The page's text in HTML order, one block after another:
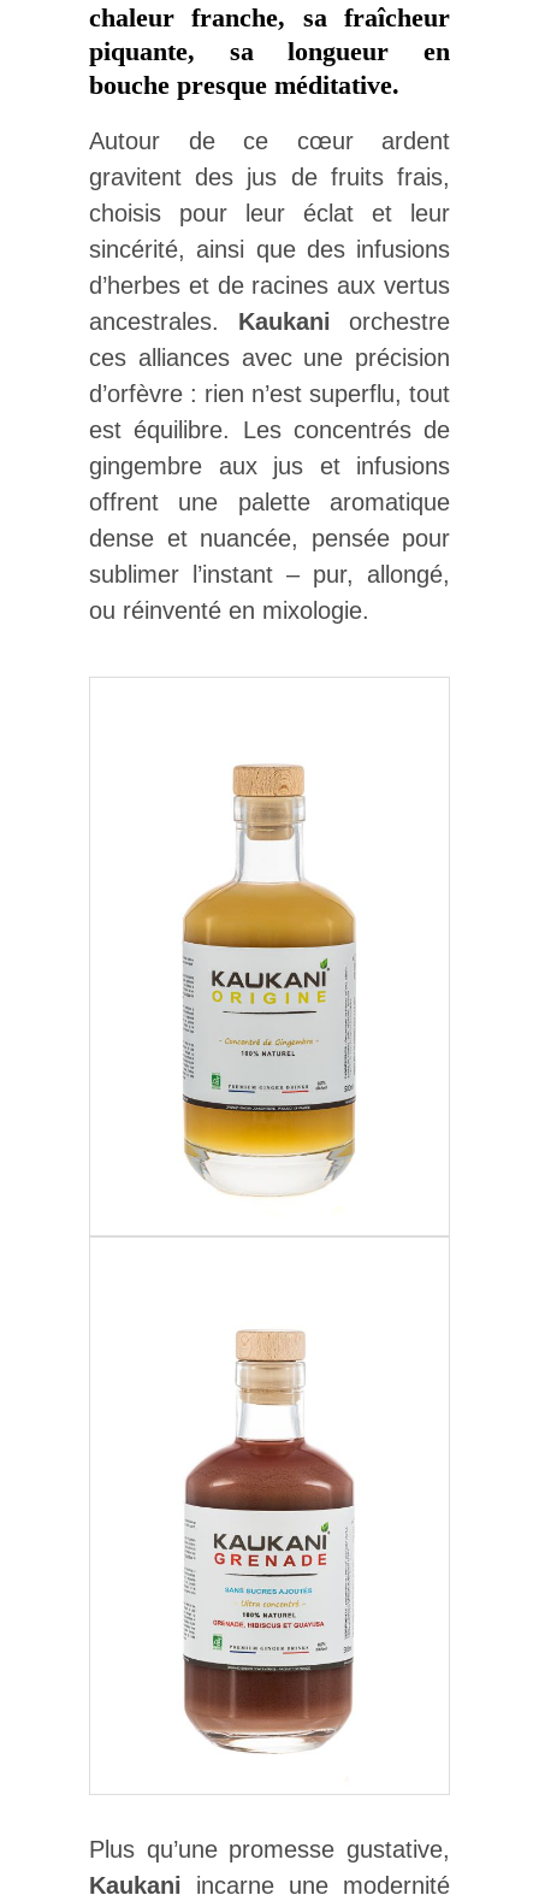
chaleur franche, sa fraîcheur
piquante, sa longueur en
bouche presque méditative.
Autour de ce cœur ardent
gravitent des jus de fruits frais,
choisis pour leur éclat et leur
sincérité, ainsi que des infusions
d’herbes et de racines aux vertus
ancestrales. Kaukani orchestre
ces alliances avec une précision
d’orfèvre : rien n’est superflu, tout
est équilibre. Les concentrés de
gingembre aux jus et infusions
offrent une palette aromatique
dense et nuancée, pensée pour
sublimer l’instant – pur, allongé,
ou réinventé en mixologie.
Plus qu’une promesse gustative,
Kaukani incarne une modernité